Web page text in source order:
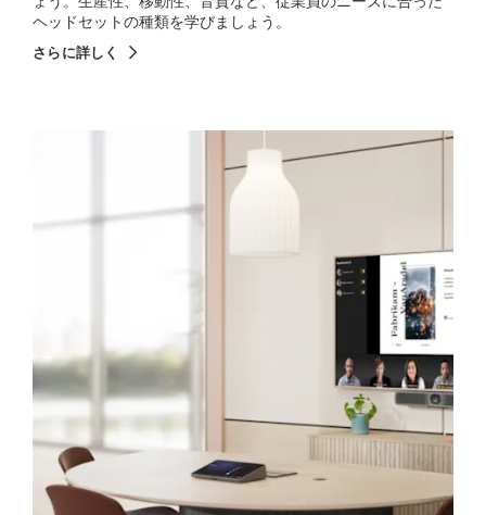
ヘッドセットの種類を学びましょう。
さらに詳しく